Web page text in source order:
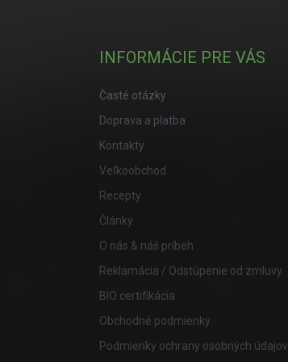
INFORMÁCIE PRE VÁS
Časté otázky
Doprava a platba
Kontakty
Veľkoobchod
Recepty
Články
O nás & náš príbeh
Reklamácia / Odstúpenie od zmluvy
BIO certifikácia
Obchodné podmienky
Podmienky ochrany osobných údajov